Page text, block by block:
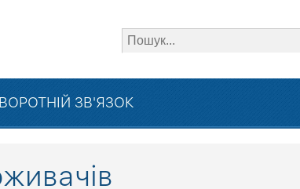
ЗВ'ЯЗОК
close